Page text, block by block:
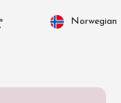
Norwegian